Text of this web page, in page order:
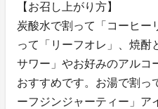
【お召し上がり方】
炭酸水で割って「コーヒー
って「リーフオレ」、焼酎
サワー」やお好みのアルコ
おすすめです。お湯で割っ
ーフジンジャーティー」ア